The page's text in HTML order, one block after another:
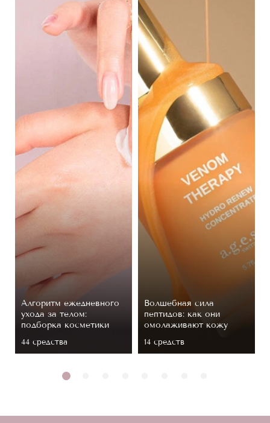
Алгоритм ежедневного
ухода за телом:
подборка косметики
44 средствa
Волшебная сила
пептидов: как они
омолаживают кожу
14 средств